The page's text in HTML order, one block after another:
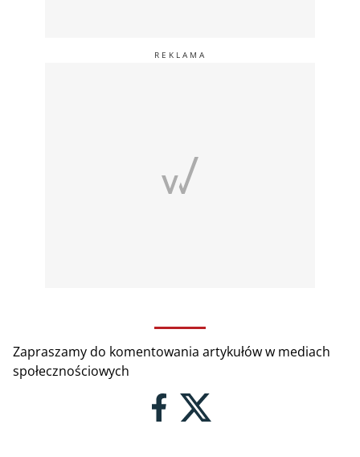
Zapraszamy do komentowania artykułów w mediach
społecznościowych